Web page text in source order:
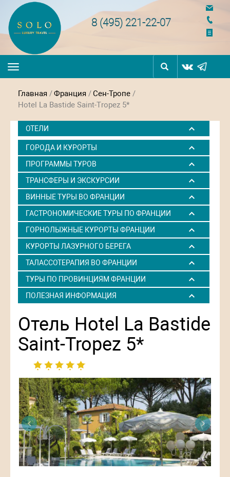
8 (495) 221-22-07
Toggle
navigation
Главная /Франция /Сен-Тропе /
Hotel La Bastide Saint-Tropez 5*
ОТЕЛИ
ГОРОДА И КУРОРТЫ
ПРОГРАММЫ ТУРОВ
ТРАНСФЕРЫ И ЭКСКУРСИИ
ВИННЫЕ ТУРЫ ВО ФРАНЦИИ
ГАСТРОНОМИЧЕСКИЕ ТУРЫ ПО ФРАНЦИИ
ГОРНОЛЫЖНЫЕ КУРОРТЫ ФРАНЦИИ
КУРОРТЫ ЛАЗУРНОГО БЕРЕГА
ТАЛАССОТЕРАПИЯ ВО ФРАНЦИИ
ТУРЫ ПО ПРОВИНЦИЯМ ФРАНЦИИ
ПОЛЕЗНАЯ ИНФОРМАЦИЯ
Отель Hotel La Bastide
Saint-Tropez 5*